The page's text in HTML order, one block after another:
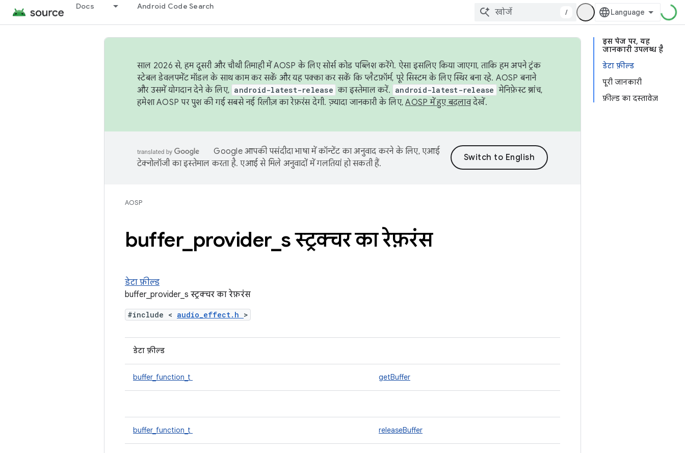
Docs Android Code Search
/
इस पेज पर, यह
जानकारी उपलब्ध है
डेटा फ़ील्ड
पूरी जानकारी
फ़ील्ड का दस्तावेज़
साल 2026 से, हम दूसरी और चौथी तिमाही में AOSP के लिए सोर्स कोड पब्लिश करेंगे. ऐसा इसलिए किया जाएगा, ताकि हम अपने ट्रंक
स्टेबल डेवलपमेंट मॉडल के साथ काम कर सकें और यह पक्का कर सकें कि प्लैटफ़ॉर्म, पूरे सिस्टम के लिए स्थिर बना रहे. AOSP बनाने
और उसमें योगदान देने के लिए, android-latest-release का इस्तेमाल करें. android-latest-release मेनिफ़ेस्ट ब्रांच,
हमेशा AOSP पर पुश की गई सबसे नई रिलीज़ का रेफ़रंस देगी. ज़्यादा जानकारी के लिए,AOSP में हुए बदलावदेखें.
Google आपकी पसंदीदा भाषा में कॉन्टेंट का अनुवाद करने के लिए, एआई
टेक्नोलॉजी का इस्तेमाल करता है. एआई से मिले अनुवादों में गलतियां हो सकती हैं.
AOSP
buffer_ provider_ s स्ट्रक्चर का रेफ़रंस
डेटा फ़ील्ड
buffer_provider_s स्ट्रक्चर का रेफ़रंस
#include < audio_effect.h >
डेटा फ़ील्ड
buffer_function_t getBuffer
buffer_function_t releaseBuffer